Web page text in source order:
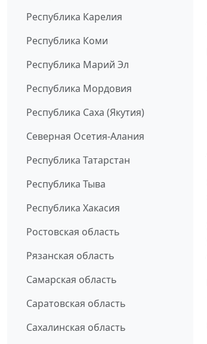
Республика Карелия
Республика Коми
Республика Марий Эл
Республика Мордовия
Республика Саха (Якутия)
Северная Осетия-Алания
Республика Татарстан
Республика Тыва
Республика Хакасия
Ростовская область
Рязанская область
Самарская область
Саратовская область
Сахалинская область